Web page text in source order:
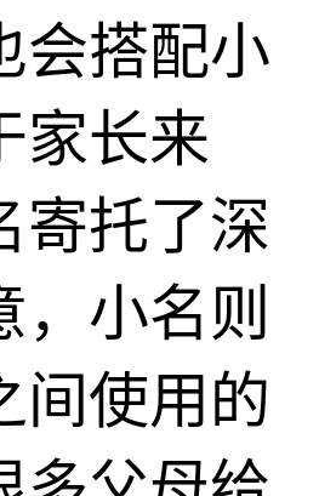
会搭配小
家长来
寄托了深
，小名则
间使用的